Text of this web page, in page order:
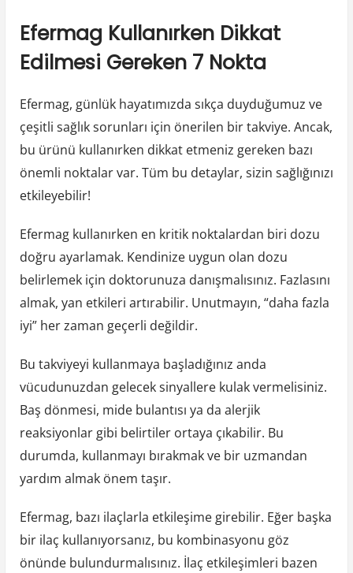
Efermag Kullanırken Dikkat
Edilmesi Gereken 7 Nokta
Efermag, günlük hayatımızda sıkça duyduğumuz ve
çeşitli sağlık sorunları için önerilen bir takviye. Ancak,
bu ürünü kullanırken dikkat etmeniz gereken bazı
önemli noktalar var. Tüm bu detaylar, sizin sağlığınızı
etkileyebilir!
Efermag kullanırken en kritik noktalardan biri dozu
doğru ayarlamak. Kendinize uygun olan dozu
belirlemek için doktorunuza danışmalısınız. Fazlasını
almak, yan etkileri artırabilir. Unutmayın, “daha fazla
iyi” her zaman geçerli değildir.
Bu takviyeyi kullanmaya başladığınız anda
vücudunuzdan gelecek sinyallere kulak vermelisiniz.
Baş dönmesi, mide bulantısı ya da alerjik
reaksiyonlar gibi belirtiler ortaya çıkabilir. Bu
durumda, kullanmayı bırakmak ve bir uzmandan
yardım almak önem taşır.
Efermag, bazı ilaçlarla etkileşime girebilir. Eğer başka
bir ilaç kullanıyorsanız, bu kombinasyonu göz
önünde bulundurmalısınız. İlaç etkileşimleri bazen